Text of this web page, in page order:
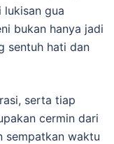
lukisan gua
bukan hanya jadi
sentuh hati dan
serta tiap
cermin dari
sempatkan waktu